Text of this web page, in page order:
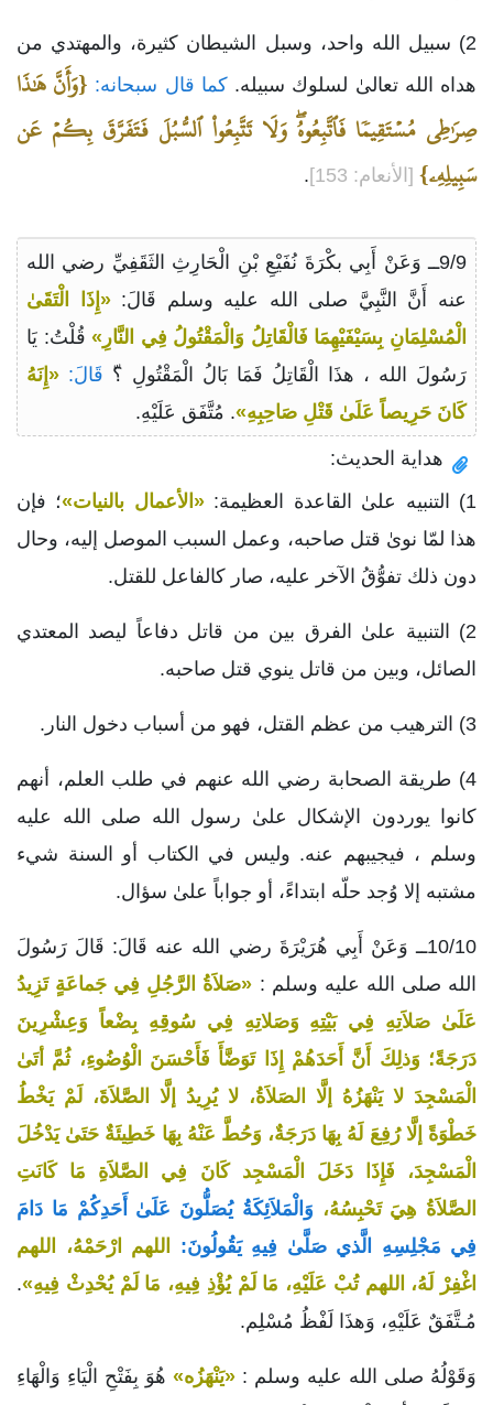
2) سبيل الله واحد، وسبل الشيطان كثيرة، والمهتدي من
هداه الله تعالىٰ لسلوك سبيله. كما قال سبحانه: {وَأَنَّ هَٰذَا
صِرَٰطِي مُسۡتَقِيمٗا فَٱتَّبِعُوهُۖ وَلَا تَتَّبِعُواْ ٱلسُّبُلَ فَتَفَرَّقَ بِكُمۡ عَن
سَبِيلِهِۦ} [الأنعام: 153] .
9/9ــ وَعَنْ أَبِي بكْرَةَ نُفَيْعِ بْنِ الْحَارِثِ الثَقَفِيِّ رضي الله
عنه أَنَّ النَّبِيَّ صلى الله عليه وسلم قَالَ:«إِذَا الْتَقَىٰ
الْمُسْلِمَانِ بِسَيْفَيْهِمَا فَالْقَاتِلُ وَالْمَقْتُولُ فِي النَّارِ»قُلْتُ: يَا
رَسُولَ الله ، هذَا الْقَاتِلُ فَمَا بَالُ الْمَقْتُولِ ؟ ّ قَالَ: «إِنَهُ
كَانَ حَرِيصاً عَلَىٰ قَتْلِ صَاحِبِهِ». مُتَّفَق عَلَيْهِ.
هداية الحديث:
1) التنبيه علىٰ القاعدة العظيمة:
«الأعمال بالنيات»؛ فإن
هذا لمّا نوىٰ قتل صاحبه، وعمل السبب الموصل إليه، وحال
دون ذلك تفوُّقُ الآخر عليه، صار كالفاعل للقتل.
2) التنبية علىٰ الفرق بين من قاتل دفاعاً ليصد المعتدي
الصائل، وبين من قاتل ينوي قتل صاحبه.
3) الترهيب من عظم القتل، فهو من أسباب دخول النار.
4) طريقة الصحابة رضي الله عنهم في طلب العلم، أنهم
كانوا يوردون الإشكال علىٰ رسول الله صلى الله عليه
وسلم ، فيجيبهم عنه. وليس في الكتاب أو السنة شيء
مشتبه إلا وُجد حلّه ابتداءً، أو جواباً علىٰ سؤال.
10/10ــ وَعَنْ أَبِي هُرَيْرَةَ رضي الله عنه قَالَ: قَالَ رَسُولَ
الله صلى الله عليه وسلم : «صَلاَةُ الرَّجُلِ فِي جَماعَةٍ تَزِيدُ
عَلَىٰ صَلاَتِهِ فِي بَيْتِهِ وَصَلاتِهِ فِي سُوقِهِ بِضْعاً وَعِشْرِينَ
دَرَجَةً؛ وَذلِكَ أَنَّ أَحَدَهُمْ إِذَا تَوَضَّأَ فَأَحْسَنَ الْوُضُوءِ، ثُمَّ أتَىٰ
الْمَسْجِدَ لا يَنْهَزُهُ إلَّا الصَلاَةُ، لا يُرِيدُ إلَّا الصَّلاَةَ، لَمْ يَخْطُ
خَطْوَةً إلَّا رُفِعَ لَهُ بِهَا دَرَجَةٌ، وَحُطَّ عَنْهُ بِهَا خَطِيئَةٌ حَتَىٰ يَدْخُلَ
الْمَسْجِدَ، فَإِذَا دَخَلَ الْمَسْجِد كَانَ فِي الصَّلاَةِ مَا كَانَتِ
الصَّلاَةُ هِيَ تَحْبِسُهُ، وَالْمَلاَئِكَةُ يُصَلُّونَ عَلَىٰ أَحَدِكُمْ مَا دَامَ
فِي مَجْلِسِهِ الَّذي صَلَّىٰ فِيهِ يَقُولُونَ: اللهم ارْحَمْهُ، اللهم
اغْفِرْ لَهُ، اللهم تُبْ عَلَيْهِ، مَا لَمْ يُؤْذِ فِيهِ، مَا لَمْ يُحْدِثْ فِيهِ».
مُـتَّفَقٌ عَلَيْهِ، وَهذَا لَفْظُ مُسْلِم.
وَقَوْلُهُ صلى الله عليه وسلم : «يَنْهَزُه» هُوَ بِفَتْحِ الْيَاءِ وَالْهَاءِ